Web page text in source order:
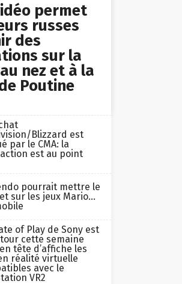
permet
russes
des
sur la
nez et à la
Poutine
Blizzard est
par le CMA: la
est au point
pourrait mettre le
sur les jeux Mario…
of Play de Sony est
cette semaine
tête d’affiche les
réalité virtuelle
avec le
VR2